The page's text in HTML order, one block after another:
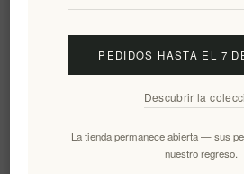
Suscribirse Desuscribirse
PEDIDOS HASTA EL 7
Descubrir la
La tienda permanece abierta — sus
nuestro regreso.